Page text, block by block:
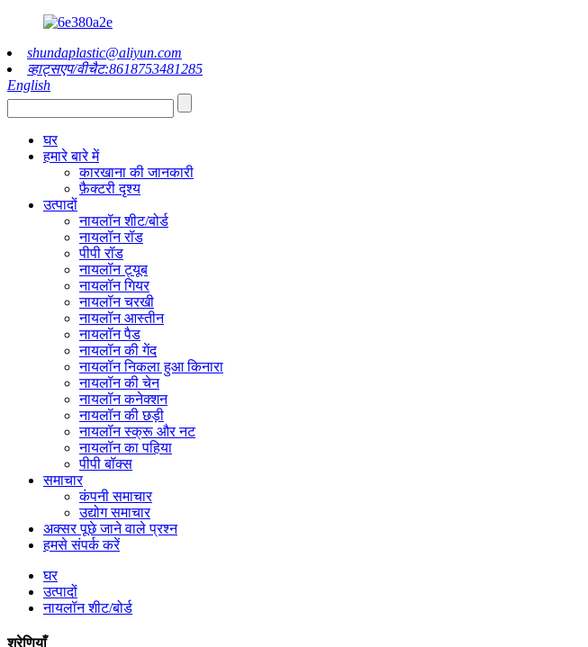
shundaplastic@aliyun.com
व्हाट्सएप/वीचैट:8618753481285
English
घर
हमारे बारे में
कारखाना की जानकारी
फ़ैक्टरी दृश्य
उत्पादों
नायलॉन शीट/बोर्ड
नायलॉन रॉड
पीपी रॉड
नायलॉन ट्यूब
नायलॉन गियर
नायलॉन चरखी
नायलॉन आस्तीन
नायलॉन पैड
नायलॉन की गेंद
नायलॉन निकला हुआ किनारा
नायलॉन की चेन
नायलॉन कनेक्शन
नायलॉन की छड़ी
नायलॉन स्क्रू और नट
नायलॉन का पहिया
पीपी बॉक्स
समाचार
कंपनी समाचार
उद्योग समाचार
अक्सर पूछे जाने वाले प्रश्न
हमसे संपर्क करें
घर
उत्पादों
नायलॉन शीट/बोर्ड
श्रेणियाँ